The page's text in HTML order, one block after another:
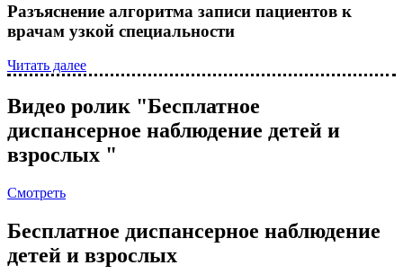
Разъяснение алгоритма записи пациентов к
врачам узкой специальности
Читать далее
Видео ролик "Бесплатное
диспансерное наблюдение детей и
взрослых "
Смотреть
Бесплатное диспансерное наблюдение
детей и взрослых